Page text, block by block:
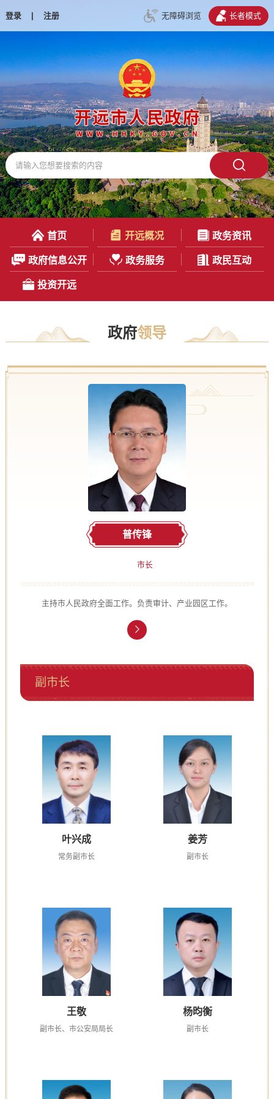
登录 | 注册 无障碍浏览 长者模式
首页 开远概况 政务资讯
政府信息公开 政务服务 政民互动
投资开远
政府领导
普传锋
市长
主持市人民政府全面工作。负责审计、产业园区工作。
副市长
叶兴成
常务副市长
姜芳
副市长
王敬
副市长、市公安局局长
杨昀衡
副市长